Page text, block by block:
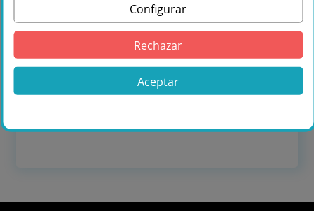
👉 Ver más productosHikvisionde la
TOTEM LED
¿Quieres ver más
Configurar
Rechazar
Aceptar